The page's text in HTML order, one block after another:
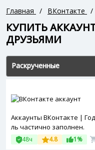
Главная / ВКонтакте /
КУПИТЬ
ДРУЗЬЯМИ
Раскрученные
Аккаунты ВКонтакте |
ль частично заполнен.
48ч 4.8 1%